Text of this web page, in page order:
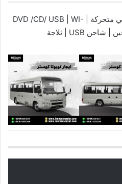
شاشات عرض | كاسيت | كراسي متحركة | DVD /CD/ USB | WI-